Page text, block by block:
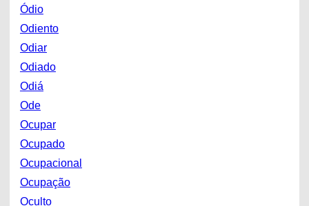
Ódio
Odiento
Odiar
Odiado
Odiá
Ode
Ocupar
Ocupado
Ocupacional
Ocupação
Oculto